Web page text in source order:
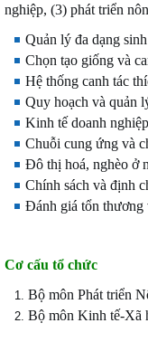
nghiệp, (3) phát triển
Quản lý đa dạng
Chọn tạo giống và
Hệ thống canh tác
Quy hoạch và quản
Kinh tế doanh
Chuỗi cung ứng và
Đô thị hoá, nghèo ở
Chính sách và định
Đánh giá tổn thương
Cơ cấu tổ chức
Bộ môn Phát triển
Bộ môn Kinh tế-Xã